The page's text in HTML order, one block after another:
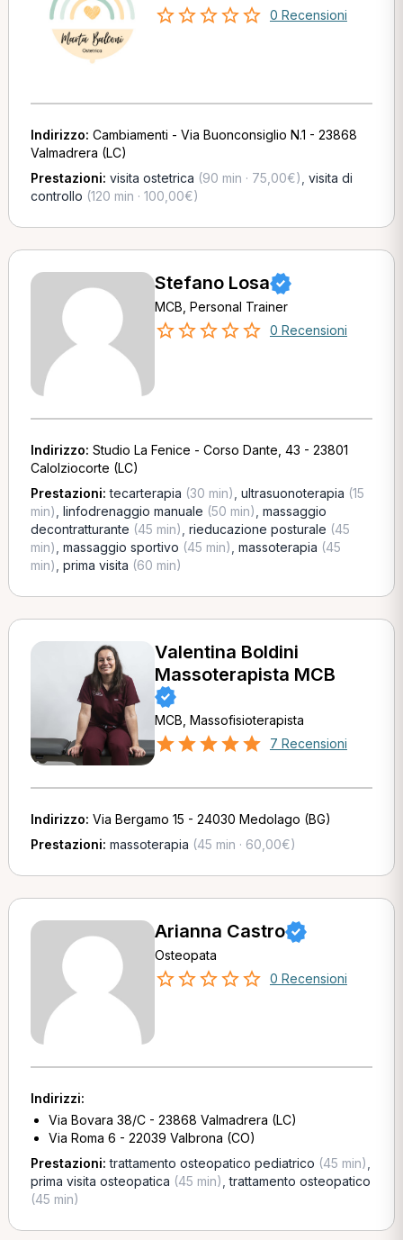
0 Recensioni
Indirizzo: Cambiamenti - Via Buonconsiglio N.1 - 23868
Valmadrera (LC)
Prestazioni: visita ostetrica (90 min · 75,00€) visita di
controllo (120 min · 100,00€)
Stefano Losa
MCB, Personal Trainer
0 Recensioni
Indirizzo: Studio La Fenice - Corso Dante, 43 - 23801
Calolziocorte (LC)
Prestazioni:tecarterapia (30 min) ultrasuonoterapia (15
min) linfodrenaggio manuale (50 min) massaggio
decontratturante (45 min) rieducazione posturale (45
min) massaggio sportivo (45 min) massoterapia (45
min) prima visita (60 min)
Valentina Boldini
Massoterapista MCB
MCB, Massofisioterapista
7 Recensioni
Indirizzo: Via Bergamo 15 - 24030 Medolago (BG)
Prestazioni: massoterapia (45 min · 60,00€)
Arianna Castro
Osteopata
0 Recensioni
Indirizzi:
Via Bovara 38/C - 23868 Valmadrera (LC)
Via Roma 6 - 22039 Valbrona (CO)
Prestazioni:trattamento osteopatico pediatrico (45 min)
prima visita osteopatica (45 min) ,trattamento osteopatico
(45 min)